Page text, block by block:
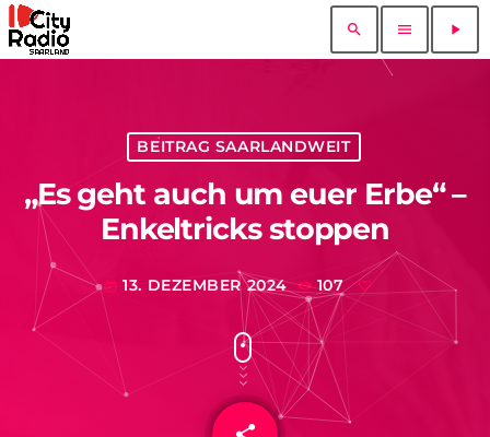
search menu play_arrow
BEITRAG SAARLANDWEIT
„Es geht auch um euer Erbe“ –
Enkeltricks stoppen
today 13. DEZEMBER 2024 107